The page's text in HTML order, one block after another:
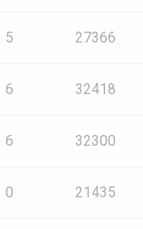
5 27366
6 32418
6 32300
0 21435